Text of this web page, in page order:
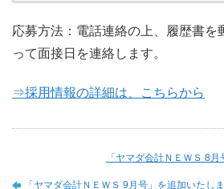
応募方法：電話連絡の上、履歴書を
って面接日を連絡します。
⇒採用情報の詳細は、こちらから
「ヤマダ会計ＮＥＷＳ 8
「ヤマダ会計ＮＥＷＳ 9月号」を追加いたしま